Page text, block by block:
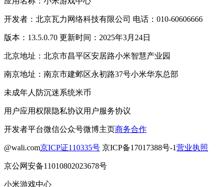
开发者：北京瓦力网络科技有限公司 电话：010-60606666
版本：13.5.0.70 更新时间：2025年3月24日
北京地址：北京市昌平区安居路小米智慧产业园
南京地址：南京市建邺区永初路37号小米华东总部
未成年人防沉迷系统米币
用户应用权限隐私协议用户服务协议
开发者平台微信公众号微博主页商务合作
@wali.com京ICP证110335号 京ICP备17017388号-1营业执照
京公网安备11010802023678号
小米游戏中心